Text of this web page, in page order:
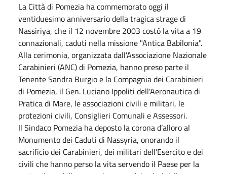
La Città di Pomezia ha commemorato oggi il
ventiduesimo anniversario della tragica strage di
Nassiriya, che il 12 novembre 2003 costò la vita a 19
connazionali, caduti nella missione "Antica Babilonia".
Alla cerimonia, organizzata dall'Associazione Nazionale
Carabinieri (ANC) di Pomezia, hanno preso parte il
Tenente Sandra Burgio e la Compagnia dei Carabinieri
di Pomezia, il Gen. Luciano Ippoliti dell'Aeronautica di
Pratica di Mare, le associazioni civili e militari, le
protezioni civili, Consiglieri Comunali e Assessori.
Il Sindaco Pomezia ha deposto la corona d’alloro al
Monumento dei Caduti di Nassyria, onorando il
sacrificio dei Carabinieri, dei militari dell’Esercito e dei
civili che hanno perso la vita servendo il Paese per la